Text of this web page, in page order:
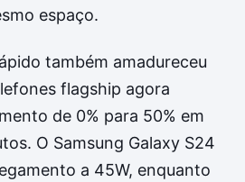
espaço.
também amadureceu
flagship agora
de 0% para 50% em
O Samsung Galaxy S24
a 45W, enquanto